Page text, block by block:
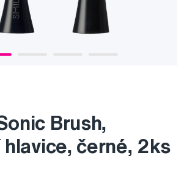
Brush,
hlavice, černé, 2ks